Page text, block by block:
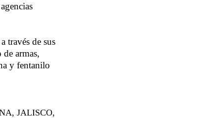
través de sus
armas,
y fentanilo
JALISCO,